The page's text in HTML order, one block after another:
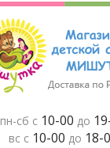
пн-сб с 10-00 до
вс с 10-00 до 18-